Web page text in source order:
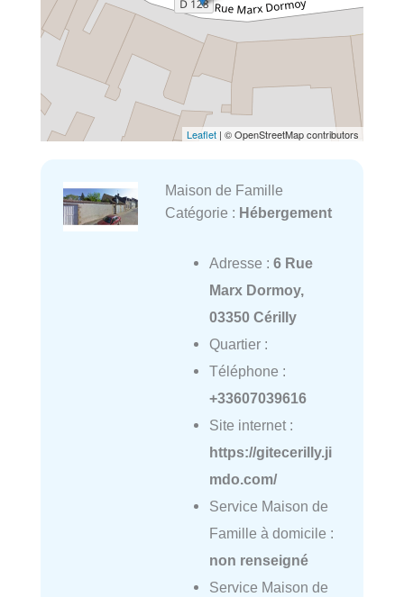
Leaflet | © OpenStreetMap contributors
Maison de Famille
Catégorie : Hébergement
Adresse : 6 Rue
Marx Dormoy,
03350 Cérilly
Quartier :
Téléphone :
+33607039616
Site internet :
https://gitecerilly.ji
mdo.com/
Service Maison de
Famille à domicile :
non renseigné
Service Maison de